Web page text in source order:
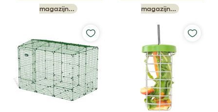
magazijn...
magazijn...